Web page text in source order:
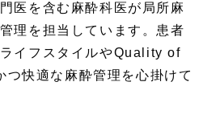
医を含む麻酔科医が局所麻
理を担当しています。患者
イフスタイルやQuality of
つ快適な麻酔管理を心掛けて